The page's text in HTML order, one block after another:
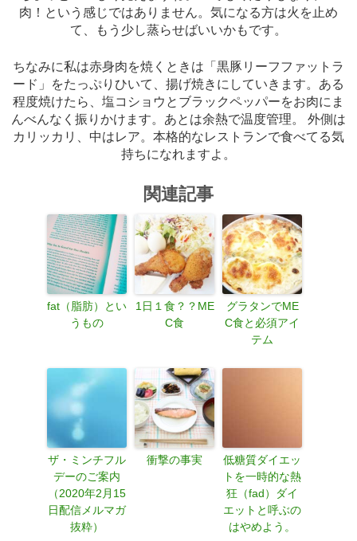
肉！という感じではありません。気になる方は火を止め
て、もう少し蒸らせばいいかもです。
ちなみに私は赤身肉を焼くときは「黒豚リーフファットラ
ード」をたっぷりひいて、揚げ焼きにしていきます。ある
程度焼けたら、塩コショウとブラックペッパーをお肉にま
んべんなく振りかけます。あとは余熱で温度管理。 外側は
カリッカリ、中はレア。本格的なレストランで食べてる気
持ちになれますよ。
関連記事
fat（脂肪）とい
うもの
1日１食？？ME
C食
グラタンでME
C食と必須アイ
テム
ザ・ミンチフル
デーのご案内
（2020年2月15
日配信メルマガ
抜粋）
衝撃の事実
低糖質ダイエッ
トを一時的な熱
狂（fad）ダイ
エットと呼ぶの
はやめよう。